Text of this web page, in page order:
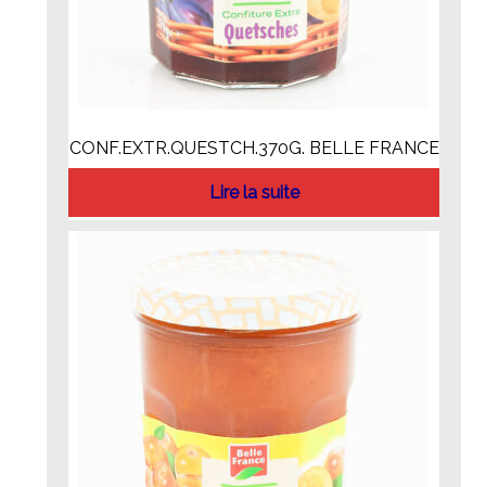
CONF.EXTR.QUESTCH.370G. BELLE FRANCE
Lire la suite